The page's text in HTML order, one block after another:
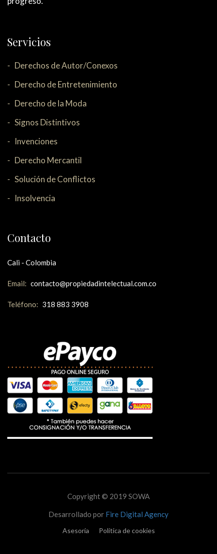
Servicios
Derechos de Autor/Conexos
Derecho de Entretenimiento
Derecho de la Moda
Signos Distintivos
Invenciones
Derecho Mercantil
Solución de Conflictos
Insolvencia
Contacto
Cali - Colombia
Email: contacto@propiedadintelectual.com.co
Teléfono: 318 883 3908
Copyright © 2019 SOWA
Desarrollado por Fire Digital Agency
Asesoría Política de cookies